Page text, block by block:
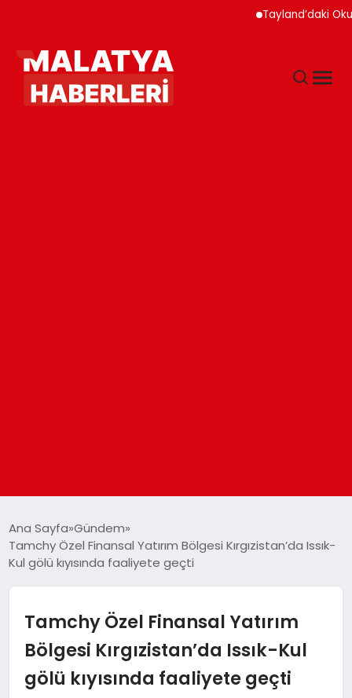
Tayland’daki Okul
GÜNDEM
DÜNYA
EĞITIM
Ana Sayfa Gündem
Tamchy Özel Finansal Yatırım Bölgesi Kırgızistan’da Issık-
Kul gölü kıyısında faaliyete geçti
Tamchy Özel Finansal Yatırım
Bölgesi Kırgızistan’da Issık-Kul
gölü kıyısında faaliyete geçti